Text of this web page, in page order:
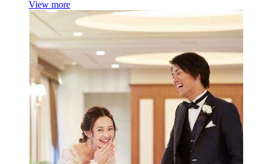
View more